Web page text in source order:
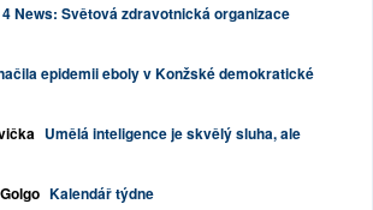
News: Světová zdravotnická organizace
epidemii eboly v Konžské demokratické
Umělá inteligence je skvělý sluha, ale
Kalendář týdne